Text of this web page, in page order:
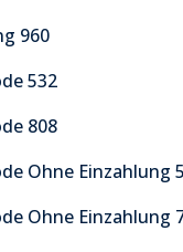
960
532
808
Ohne Einzahlung
Ohne Einzahlung